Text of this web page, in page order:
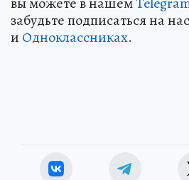
забудьте подписаться на
и Одноклассниках.